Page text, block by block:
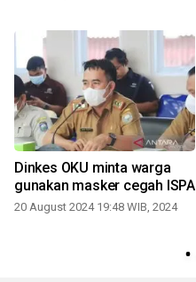
Dinkes OKU minta warga
gunakan masker cegah ISPA
20 August 2024 19:48 WIB, 2024